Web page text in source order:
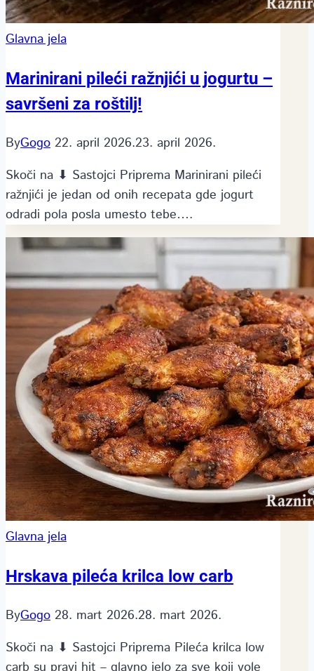
Glavna jela
Marinirani pileći ražnjići u jogurtu –
savršeni za roštilj!
ByGogo 22. april 2026.23. april 2026.
Skoči na ⬇ Sastojci Priprema Marinirani pileći
ražnjići je jedan od onih recepata gde jogurt
odradi pola posla umesto tebe….
Glavna jela
Hrskava pileća krilca low carb
ByGogo 28. mart 2026.28. mart 2026.
Skoči na ⬇ Sastojci Priprema Pileća krilca low
carb su pravi hit – glavno jelo za sve koji vole